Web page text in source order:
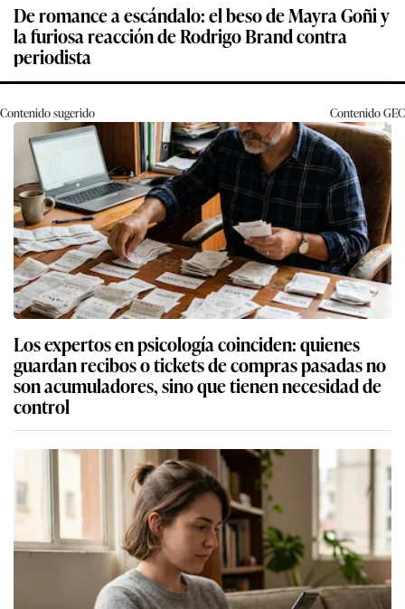
De romance a escándalo: el beso de Mayra Goñi y
la furiosa reacción de Rodrigo Brand contra
periodista
Contenido sugerido ContenidoGEC
Los expertos en psicología coinciden: quienes
guardan recibos o tickets de compras pasadas no
son acumuladores, sino que tienen necesidad de
control